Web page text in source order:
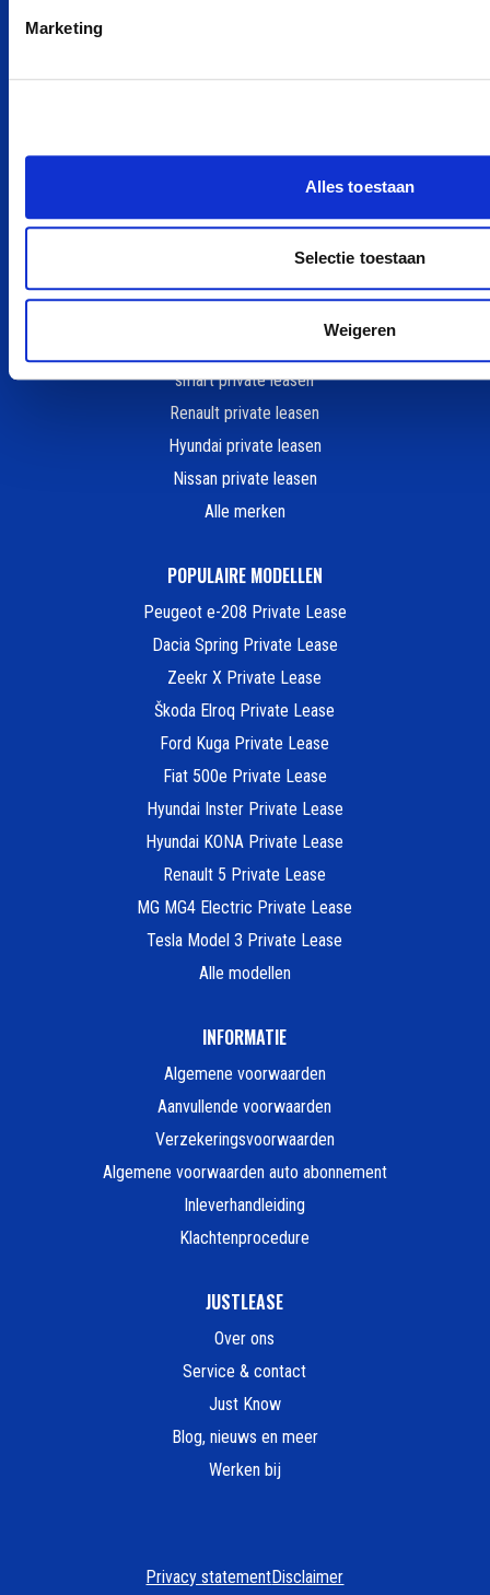
Marketing
Alles toestaan
Selectie toestaan
Weigeren
Peugeot private leasen
Zeekr private leasen
Tesla private leasen
smart private leasen
Renault private leasen
Hyundai private leasen
Nissan private leasen
Alle merken
POPULAIRE MODELLEN
Peugeot e-208 Private Lease
Dacia Spring Private Lease
Zeekr X Private Lease
Škoda Elroq Private Lease
Ford Kuga Private Lease
Fiat 500e Private Lease
Hyundai Inster Private Lease
Hyundai KONA Private Lease
Renault 5 Private Lease
MG MG4 Electric Private Lease
Tesla Model 3 Private Lease
Alle modellen
INFORMATIE
Algemene voorwaarden
Aanvullende voorwaarden
Verzekeringsvoorwaarden
Algemene voorwaarden auto abonnement
Inleverhandleiding
Klachtenprocedure
JUSTLEASE
Over ons
Service & contact
Just Know
Blog, nieuws en meer
Werken bij
Privacy statementDisclaimer